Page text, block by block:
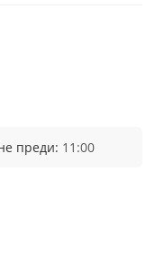
преди: 11:00